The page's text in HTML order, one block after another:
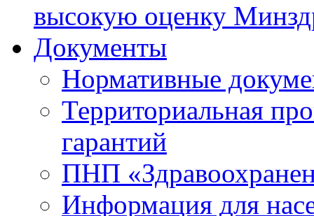
высокую оценку
Документы
Нормативные
Территориальная
гарантий
ПНП
Информация для